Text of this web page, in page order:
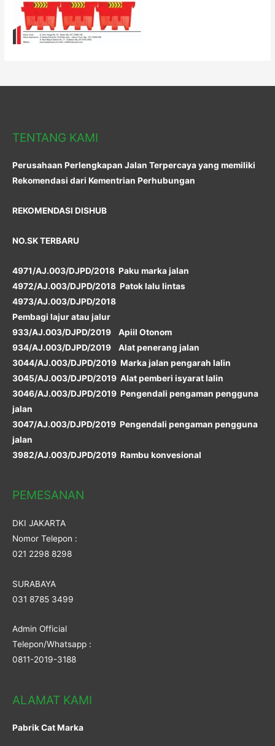
TENTANG KAMI
Perusahaan Perlengkapan Jalan Terpercaya yang memiliki
Rekomendasi dari Kementrian Perhubungan
REKOMENDASI DISHUB
NO.SK TERBARU
4971/AJ.003/DJPD/2018 Paku marka jalan
4972/AJ.003/DJPD/2018 Patok lalu lintas
4973/AJ.003/DJPD/2018
Pembagi lajur atau jalur
933/AJ.003/DJPD/2019 Apiil Otonom
934/AJ.003/DJPD/2019 Alat penerang jalan
3044/AJ.003/DJPD/2019 Marka jalan pengarah lalin
3045/AJ.003/DJPD/2019 Alat pemberi isyarat lalin
3046/AJ.003/DJPD/2019 Pengendali pengaman pengguna
jalan
3047/AJ.003/DJPD/2019 Pengendali pengaman pengguna
jalan
3982/AJ.003/DJPD/2019 Rambu konvesional
PEMESANAN
DKI JAKARTA
Nomor Telepon :
021 2298 8298
SURABAYA
031 8785 3499
Admin Official
Telepon/Whatsapp :
0811-2019-3188
ALAMAT KAMI
Pabrik Cat Marka